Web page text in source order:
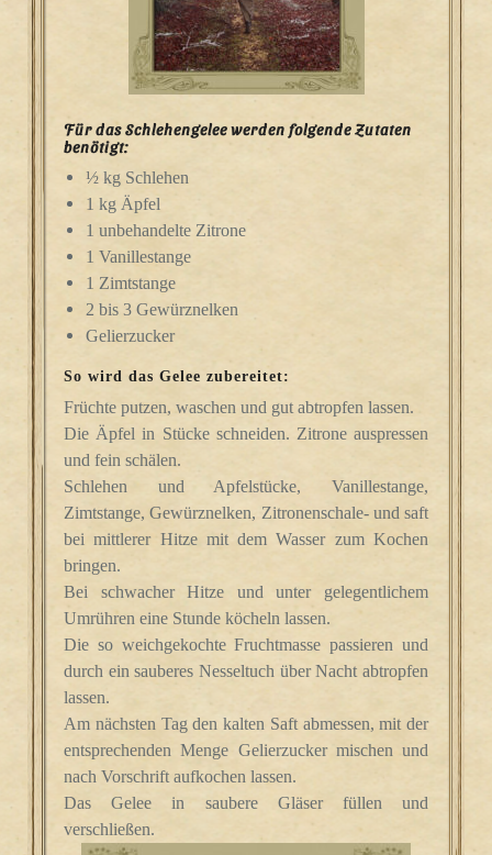
Für das Schlehengelee werden folgende Zutaten
benötigt:
½ kg Schlehen
1 kg Äpfel
1 unbehandelte Zitrone
1 Vanillestange
1 Zimtstange
2 bis 3 Gewürznelken
Gelierzucker
So wird das Gelee zubereitet:
Früchte putzen, waschen und gut abtropfen lassen.
Die Äpfel in Stücke schneiden. Zitrone auspressen
und fein schälen.
Schlehen und Apfelstücke, Vanillestange,
Zimtstange, Gewürznelken, Zitronenschale- und saft
bei mittlerer Hitze mit dem Wasser zum Kochen
bringen.
Bei schwacher Hitze und unter gelegentlichem
Umrühren eine Stunde köcheln lassen.
Die so weichgekochte Fruchtmasse passieren und
durch ein sauberes Nesseltuch über Nacht abtropfen
lassen.
Am nächsten Tag den kalten Saft abmessen, mit der
entsprechenden Menge Gelierzucker mischen und
nach Vorschrift aufkochen lassen.
Das Gelee in saubere Gläser füllen und
verschließen.